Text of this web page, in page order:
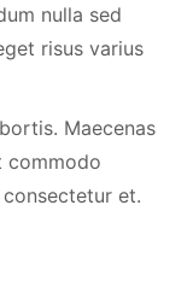
nulla sed
risus varius
Maecenas
commodo
et.